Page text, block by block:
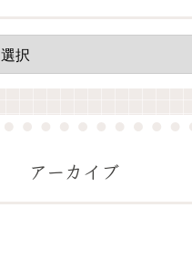
アーカイブ